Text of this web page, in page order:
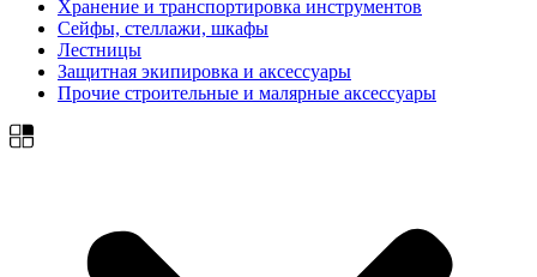
Хранение и транспортировка инструментов
Сейфы, стеллажи, шкафы
Лестницы
Защитная экипировка и аксессуары
Прочие строительные и малярные аксессуары